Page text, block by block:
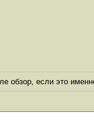
обзор, если это